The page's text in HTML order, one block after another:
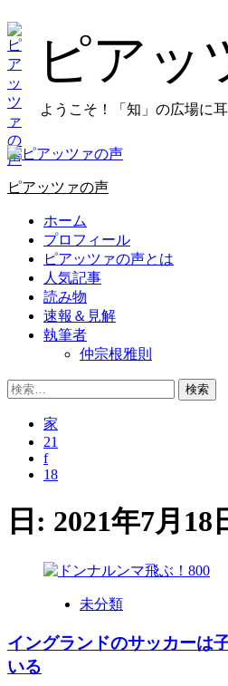
ン
テ
ン
ツ
に
ス
キ
ッ
プ
ピアッ
ようこそ！「知」の広場に
プ
イ
ピアッツァの声
ホーム
プロフィール
ピアッツァの声とは
人気記事
読み物
速報＆見解
執筆者
仲宗根雅則
検
家
21
f
18
日: 2021年7月18
未分類
イングランドのサッカーは
いる